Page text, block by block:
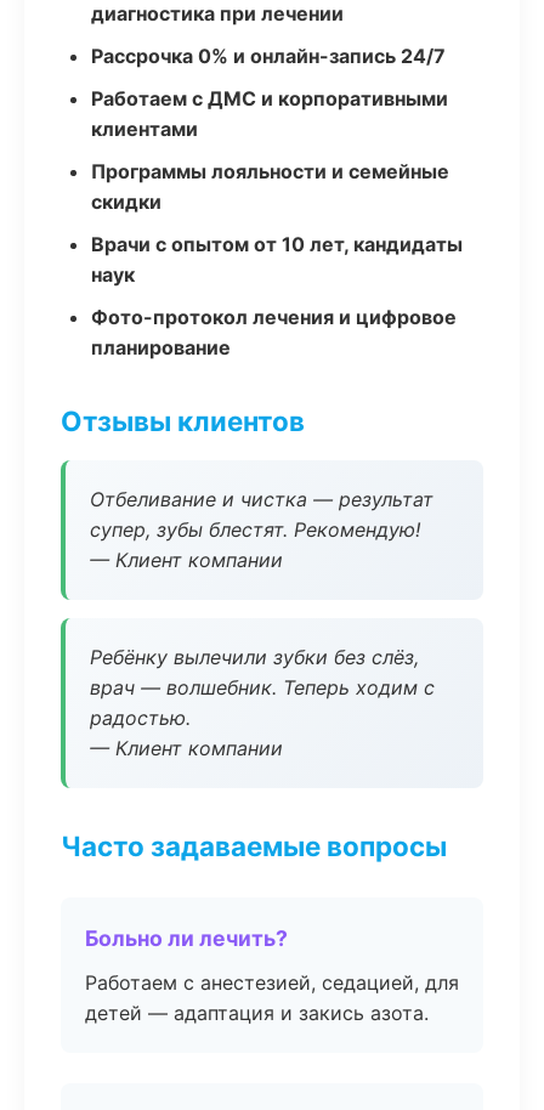
диагностика при лечении
Рассрочка 0% и онлайн-запись 24/7
Работаем с ДМС и корпоративными
клиентами
Программы лояльности и семейные
скидки
Врачи с опытом от 10 лет, кандидаты
наук
Фото-протокол лечения и цифровое
планирование
Отзывы клиентов
Отбеливание и чистка — результат
супер, зубы блестят. Рекомендую!
— Клиент компании
Ребёнку вылечили зубки без слёз,
врач — волшебник. Теперь ходим с
радостью.
— Клиент компании
Часто задаваемые вопросы
Больно ли лечить?
Работаем с анестезией, седацией, для
детей — адаптация и закись азота.